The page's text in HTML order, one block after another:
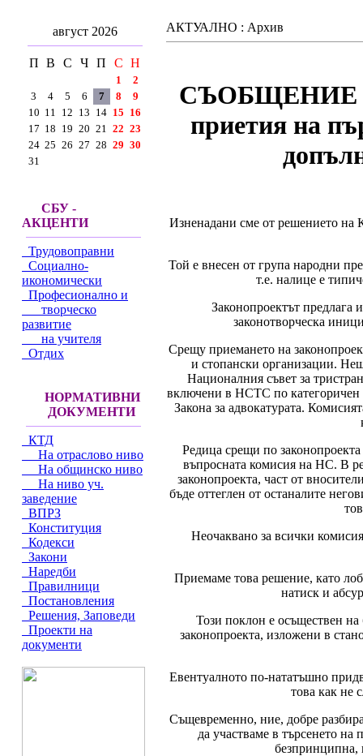
август 2026
П В С Ч П С Н
1
2
3
4 5 6 7 8
9
10 11 12 13 14 15 16
17 18 19 20 21 22 23
24 25 26 27 28 29 30
31
СБУ -
АКЦЕНТИ
Трудовоправни
Социално-
икономически
Професионално и
творческо
развитие
на учителя
Отдих
НОРМАТИВНИ
ДОКУМЕНТИ
КТД
На отраслово ниво
На общинско ниво
На ниво уч.
заведение
ВПРЗ
Конституция
Кодекси
Закони
Наредби
Правилници
Постановления
Решения, Заповеди
Проекти на
документи
АКТУАЛНО : Архив
СЪОБЩЕНИЕ
приетия на
Изненадани сме от решението на
Той е внесен от група народни
т.е. налице е
Законопроектът предлага
законотворческа
Срещу приемането на
и стопански организации.
Националния съвет за
включени в НСТС по категоричен
Закона за адвокатурата.
Редица срещи по
въпросната комисия на НС. В
законопроекта, част от
бъде оттеглен от останалите
Неочаквано за всички
Приемаме това решение, като
натиск и
Този поклон е осъществен
законопроекта, изложени в
Евентуалното по-нататъшно
това как не
Същевременно, ние, добре
да участваме в търсенето
безпринципна,